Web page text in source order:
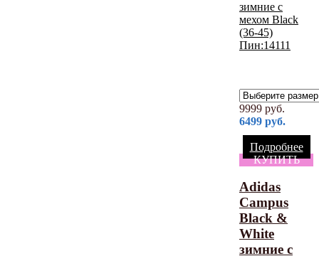
9999 руб.
6499 руб.
Подробнее
КУПИТЬ
Adidas
Campus
Black &
White
зимние с